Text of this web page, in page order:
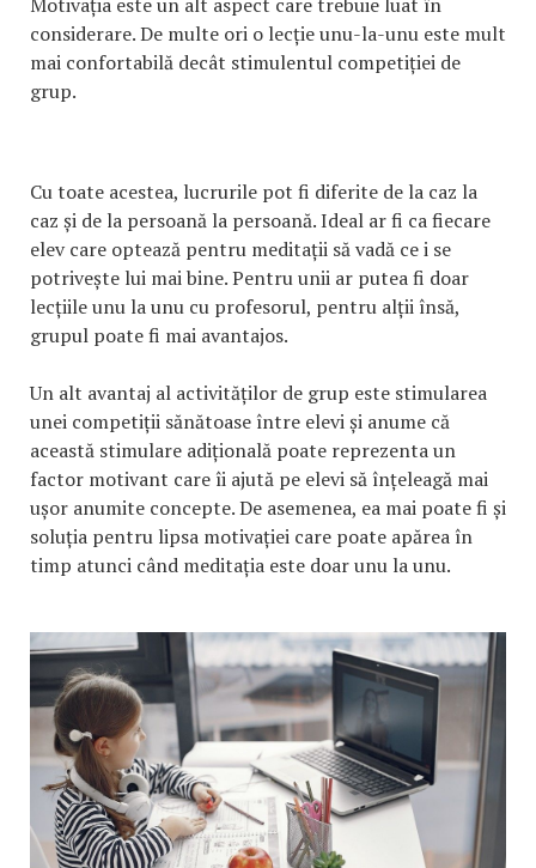
considerare. De multe ori o lecție unu-la-unu este mult
mai confortabilă decât stimulentul competiției de
grup.
Cu toate acestea, lucrurile pot fi diferite de la caz la
caz și de la persoană la persoană. Ideal ar fi ca fiecare
elev care optează pentru meditații să vadă ce i se
potrivește lui mai bine. Pentru unii ar putea fi doar
lecțiile unu la unu cu profesorul, pentru alții însă,
grupul poate fi mai avantajos.
Un alt avantaj al activităților de grup este stimularea
unei competiții sănătoase între elevi și anume că
această stimulare adițională poate reprezenta un
factor motivant care îi ajută pe elevi să înțeleagă mai
ușor anumite concepte. De asemenea, ea mai poate fi și
soluția pentru lipsa motivației care poate apărea în
timp atunci când meditația este doar unu la unu.